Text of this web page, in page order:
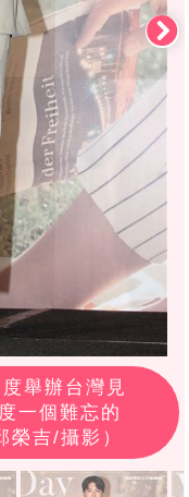
舉辦台灣見
一個難忘的
榮吉/攝影）